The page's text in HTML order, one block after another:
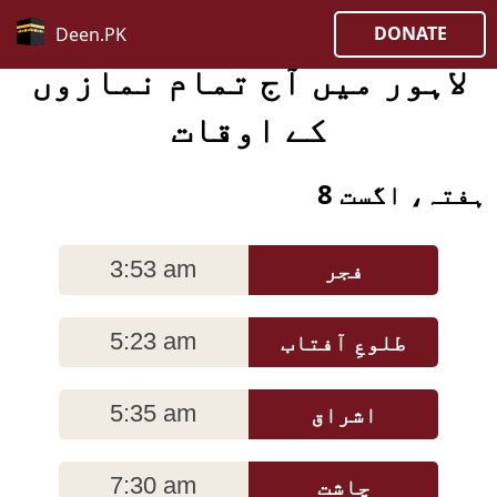
Deen.PK DONATE
لاہور میں آج تمام نمازوں
کے اوقات
ہفتہ، اگست 8
فجر 3:53 am
طلوعِ آفتاب 5:23 am
اشراق 5:35 am
چاشت 7:30 am